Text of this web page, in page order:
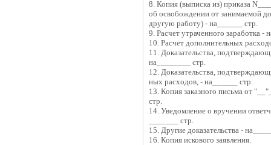
8. Копия (выписка из) приказа
об освобождении от занимаемой
другую работу) - на______ стр.
9. Расчет утраченного заработка -
10. Расчет дополнительных
11. Доказательства,
на________ стр.
12. Доказательства,
ных расходов, - на______ стр.
13. Копия заказного письма от
стр.
14. Уведомление о вручении
_______ стр.
15. Другие доказательства -
16. Копия искового заявления.